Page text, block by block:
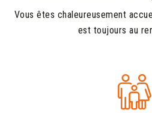
Vous êtes chaleureusement
est toujours au